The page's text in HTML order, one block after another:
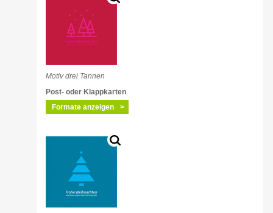
Motiv drei Tannen
Post- oder Klappkarten
Formate anzeigen